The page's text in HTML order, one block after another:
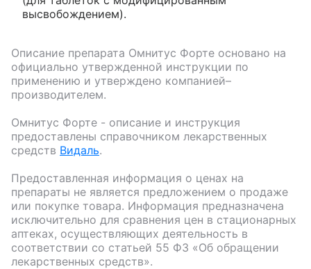
высвобождением).
Описание препарата Омнитус Форте основано на
официально утвержденной инструкции по
применению и утверждено компанией–
производителем.
Омнитус Форте - описание и инструкция
предоставлены справочником лекарственных
средств Видаль.
Предоставленная информация о ценах на
препараты не является предложением о продаже
или покупке товара. Информация предназначена
исключительно для сравнения цен в стационарных
аптеках, осуществляющих деятельность в
соответствии со статьей 55 ФЗ «Об обращении
лекарственных средств».